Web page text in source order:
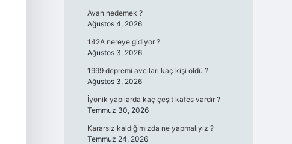
Avan nedemek ?
Ağustos 4, 2026
142A nereye gidiyor ?
Ağustos 3, 2026
1999 depremi avcıları kaç kişi öldü ?
Ağustos 3, 2026
İyonik yapılarda kaç çeşit kafes vardır ?
Temmuz 30, 2026
Kararsız kaldığımızda ne yapmalıyız ?
Temmuz 24, 2026